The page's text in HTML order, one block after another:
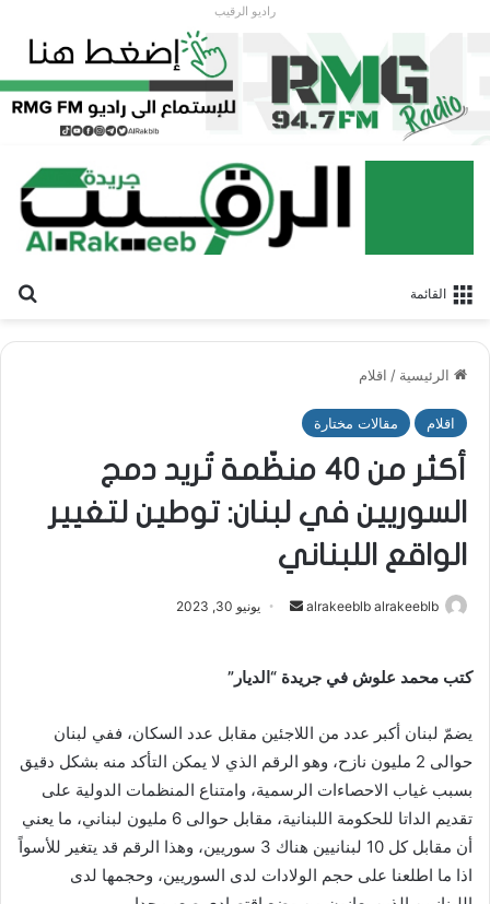
راديو الرقيب
القائمة
الرئيسية / اقلام
اقلام مقالات مختارة
أكثر من 40 منظّمة تُريد دمج
السوريين في لبنان: توطين لتغيير
الواقع اللبناني
alrakeeblb alrakeeblb
ل
ر
ي
د
ا
إ
يونيو 30, 2023
كتب محمد علوش في جريدة “الديار”
يضمّ لبنان أكبر عدد من اللاجئين مقابل عدد السكان، ففي لبنان
حوالى 2 مليون نازح، وهو الرقم الذي لا يمكن التأكد منه بشكل دقيق
بسبب غياب الاحصاءات الرسمية، وامتناع المنظمات الدولية على
تقديم الداتا للحكومة اللبنانية، مقابل حوالى 6 مليون لبناني، ما يعني
أن مقابل كل 10 لبنانيين هناك 3 سوريين، وهذا الرقم قد يتغير للأسواً
اذا ما اطلعنا على حجم الولادات لدى السوريين، وحجمها لدى